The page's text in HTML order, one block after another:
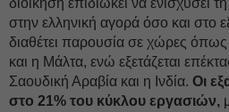
διοίκηση επιδιώκει να ενισχύσει
στην ελληνική αγορά όσο και στο
διαθέτει παρουσία σε χώρες
και η Μάλτα, ενώ εξετάζεται
Σαουδική Αραβία και η Ινδία. Οι
στο 21% του κύκλου εργασιών,